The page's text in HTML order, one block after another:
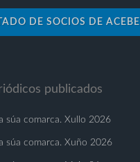
DE SOCIOS DE ACEBE
publicados
súa comarca. Xullo 2026
súa comarca. Xuño 2026